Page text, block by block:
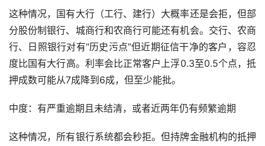
这种情况，国有大行（工行、建行）大概率还是会拒，但部
分股份制银行、城商行和农商行可能还有机会。交行、农商
行、日照银行对有“历史污点”但近期征信干净的客户，容忍
度比国有大行高。利率会比正常客户上浮0.3至0.5个点，抵
押成数可能从7成降到6成，但至少能批。
中度：有严重逾期且未结清，或者近两年仍有频繁逾期
这种情况，所有银行系统都会秒拒。但持牌金融机构的抵押